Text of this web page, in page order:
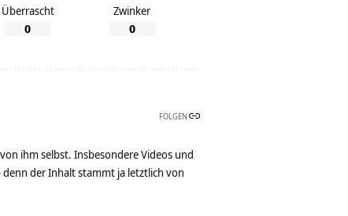
Überrascht
0
Zwinker
0
FOLGEN
ihm selbst. Insbesondere Videos und
der Inhalt stammt ja letztlich von